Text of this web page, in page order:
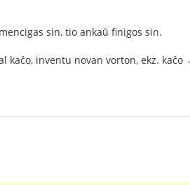
sin, tio ankaŭ finigos sin.
kaĉo, inventu novan vorton, ekz.